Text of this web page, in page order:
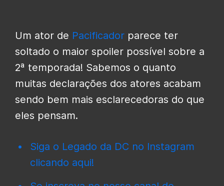
Um ator de Pacificador parece ter
soltado o maior spoiler possível sobre a
2ª temporada! Sabemos o quanto
muitas declarações dos atores acabam
sendo bem mais esclarecedoras do que
eles pensam.
Siga o Legado da DC no Instagram
clicando aqui!